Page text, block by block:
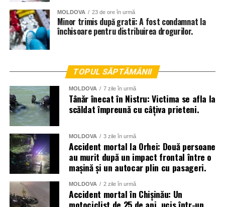
MOLDOVA 23 de ore în urmă
Minor trimis după gratii: A fost condamnat la
închisoare pentru distribuirea drogurilor.
TOPUL SĂPTĂMÂNII
MOLDOVA 7 zile în urmă
Tânăr înecat în Nistru: Victima se afla la
scăldat împreună cu câțiva prieteni.
MOLDOVA 3 zile în urmă
Accident mortal la Orhei: Două persoane
au murit după un impact frontal între o
mașină și un autocar plin cu pasageri.
MOLDOVA 2 zile în urmă
Accident mortal în Chișinău: Un